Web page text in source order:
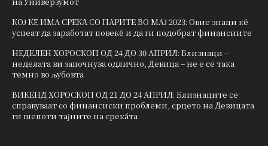
КОЈ ЌЕ ИМА СРЕЌА СО ПАРИТЕ ВО МАЈ 2023: Овие знаци ќе
успеат да заработат повеќе и да ги подобрат финансиите
НЕДЕЛЕН ХОРОСКОП ОД 24 ДО 30 АПРИЛ: Близнаци –
неделата ви започнува одлично, Девица – не е се така
темно во љубовта
ВИКЕНД ХОРОСКОП ОД 21 ДО 24 АПРИЛ: Близнаците се
справуваат со финансиски проблеми, срцето на Девицата
ги шепоти тајните на среќата